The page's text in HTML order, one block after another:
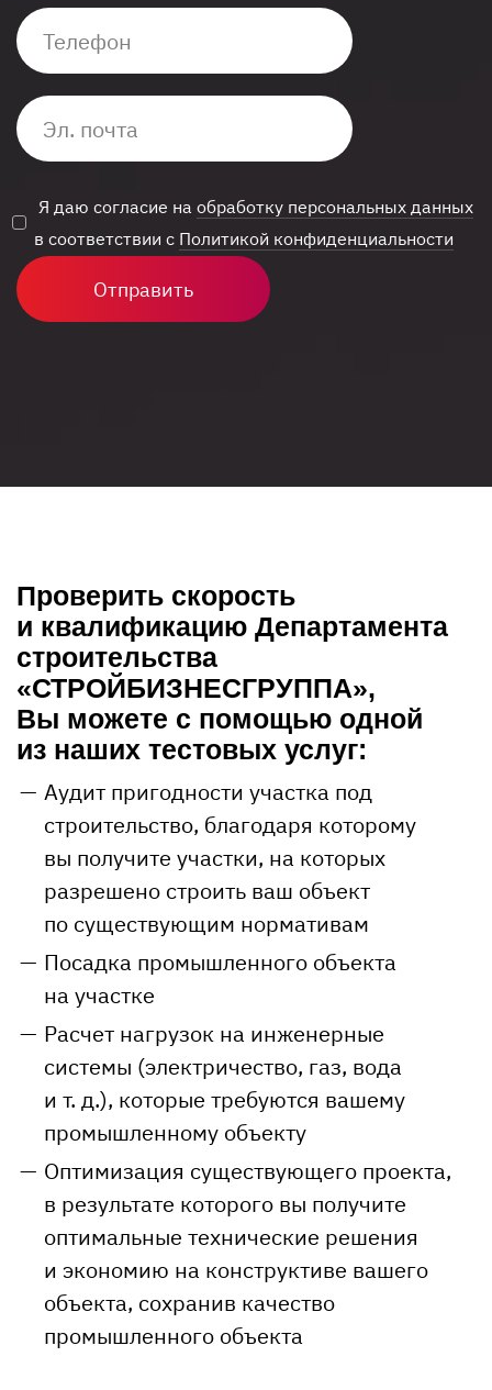
Я даю согласие на обработку персональных данных
в соответствии с Политикой конфиденциальности
Отправить
Проверить скорость
и квалификацию Департамента
строительства
«СТРОЙБИЗНЕСГРУППА»,
Вы можете с помощью одной
из наших тестовых услуг:
Аудит пригодности участка под
строительство, благодаря которому
вы получите участки, на которых
разрешено строить ваш объект
по существующим нормативам
Посадка промышленного объекта
на участке
Расчет нагрузок на инженерные
системы (электричество, газ, вода
и т. д.), которые требуются вашему
промышленному объекту
Оптимизация существующего проекта,
в результате которого вы получите
оптимальные технические решения
и экономию на конструктиве вашего
объекта, сохранив качество
промышленного объекта